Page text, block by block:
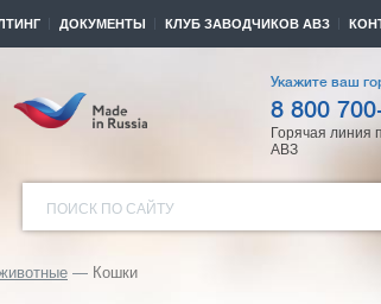
ДОКУМЕНТЫ КЛУБ ЗАВОДЧИКОВ АВЗ
Укажите ваш
8 800
Горячая линия
АВЗ
ПОИСК ПО САЙТУ
Кошки